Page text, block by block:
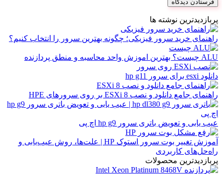
پربازدیدترین نوشته ها
راهنمای خرید سرور فیزیکی؛ چگونه بهترین سرور را انتخاب کنیم؟
ALU چیست؟ بهترین اموزش واحد محاسبه و منطق پردازنده
دانلود esxi برای سرور hp g11
راهنمای جامع دانلود و نصب ESXi 8 بر روی سرورهای HPE
عیب یابی و تعویض باتری سرور hp g9 اچ پی
آموزش تغییر بوت سرور استوک HP | علت‌ها، روش عیب‌یابی و
راه‌حل‌های کاربردی
پربازدیدترین محصولات